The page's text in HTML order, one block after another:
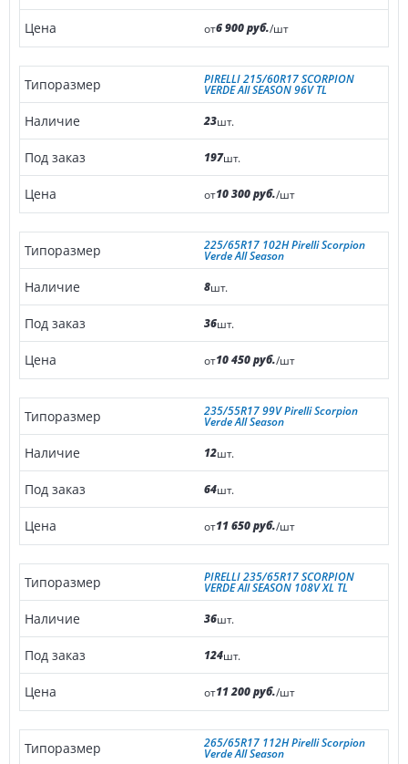
от6 900 руб./шт
PIRELLI 215/60R17 SCORPION
VERDE All SEASON 96V TL
23шт.
197шт.
от10 300 руб./шт
225/65R17 102H Pirelli Scorpion
Verde All Season
8шт.
36шт.
от10 450 руб./шт
235/55R17 99V Pirelli Scorpion
Verde All Season
12шт.
64шт.
от11 650 руб./шт
PIRELLI 235/65R17 SCORPION
VERDE All SEASON 108V XL TL
36шт.
124шт.
от11 200 руб./шт
265/65R17 112H Pirelli Scorpion
Verde All Season